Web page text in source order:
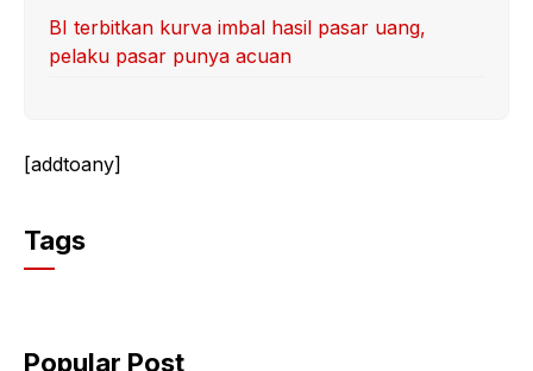
BI terbitkan kurva imbal hasil pasar uang,
pelaku pasar punya acuan
[addtoany]
Tags
Popular Post